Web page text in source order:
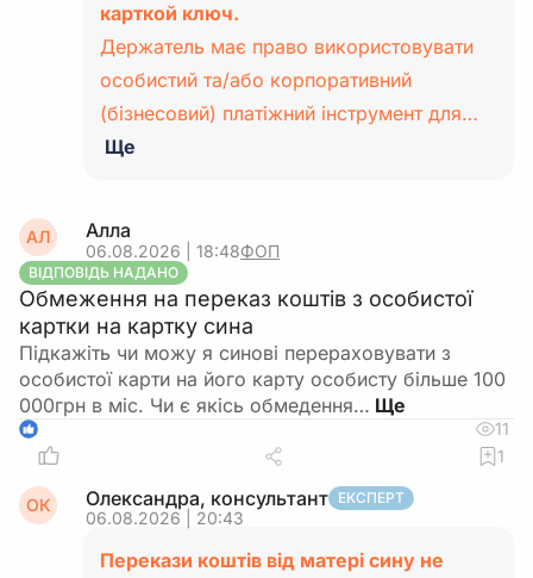
карткой ключ.
Держатель має право використовувати
особистий та/або корпоративний
(бізнесовий) платіжний інструмент для…
Ще
АЛ Алла
06.08.2026 | 18:48ФОП
ВІДПОВІДЬ НАДАНО
Обмеження на переказ коштів з особистої
картки на картку сина
Підкажіть чи можу я синові перераховувати з
особистої карти на його карту особисту більше 100
000грн в міс. Чи є якісь обмедення…
1
11
1
ОК Олександра, консультант ЕКСПЕРТ
06.08.2026 | 20:43
Перекази коштів від матері сину не